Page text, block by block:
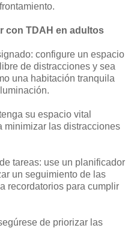
con TDAH en adultos
configure un espacio
de distracciones y sea
una habitación tranquila
su espacio vital
minimizar las distracciones
tareas: use un planificador
un seguimiento de las
recordatorios para cumplir
de priorizar las